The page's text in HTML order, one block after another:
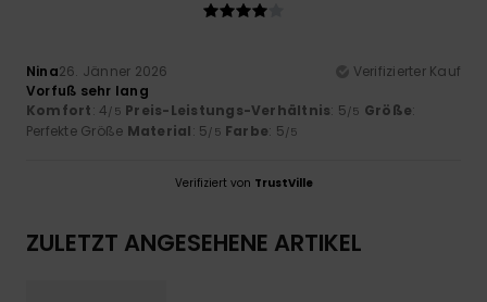
Nina26. Jänner 2026
Verifizierter Kauf
Vorfuß sehr lang
Komfort: 4/5 Preis-Leistungs-Verhältnis: 5/5 Größe:
Perfekte Größe Material: 5/5 Farbe: 5/5
Verifiziert von TrustVille
ZULETZT ANGESEHENE ARTIKEL